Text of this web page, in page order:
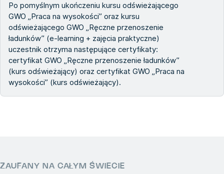
Po pomyślnym ukończeniu kursu odświeżającego
GWO „Praca na wysokości” oraz kursu
odświeżającego GWO „Ręczne przenoszenie
ładunków” (e-learning + zajęcia praktyczne)
uczestnik otrzyma następujące certyfikaty:
certyfikat GWO „Ręczne przenoszenie ładunków”
(kurs odświeżający) oraz certyfikat GWO „Praca na
wysokości” (kurs odświeżający).
ZAUFANY NA CAŁYM ŚWIECIE